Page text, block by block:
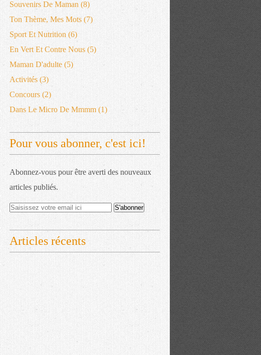
Souvenirs De Maman (8)
Ton Thème, Mes Mots (7)
Sport Et Nutrition (6)
En Vert Et Contre Nous (5)
Maman D'adulte (5)
Activités (3)
Concours (2)
Dans Le Micro De Mmmm (1)
Pour vous abonner, c'est ici!
Abonnez-vous pour être averti des nouveaux
articles publiés.
Articles récents